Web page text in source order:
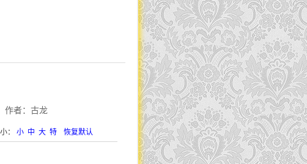
作者：古龙
： 小 中 大 特 恢复默认